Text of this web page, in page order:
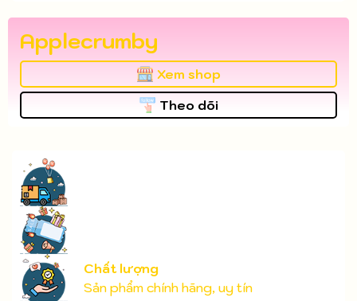
Applecrumby
Xem shop
Theo dõi
Chất lượng
Sản phẩm chính hãng, uy tín